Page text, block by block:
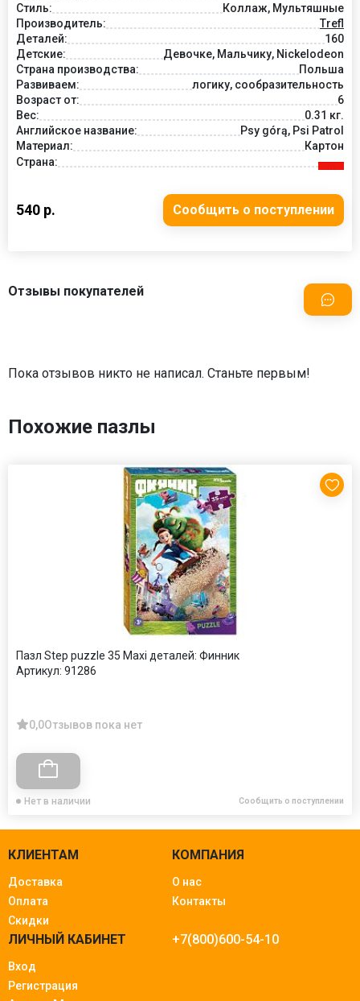
Стиль:
Коллаж, Мультяшные
Производитель:
Trefl
Деталей:
160
Детские:
Девочке, Мальчику, Nickelodeon
Страна производства:
Польша
Развиваем:
логику, сообразительность
Возраст от:
6
Вес:
0.31 кг.
Английское название:
Psy górą, Psi Patrol
Материал:
Картон
Страна:
540 р. Сообщить о поступлении
Отзывы покупателей
Пока отзывов никто не написал. Станьте первым!
Похожие пазлы
Пазл Step puzzle 35 Maxi деталей: Финник
Артикул: 91286
0,0Отзывов пока нет
Нет в наличии Сообщить о поступлении
КЛИЕНТАМ
Доставка
Оплата
Скидки
КОМПАНИЯ
О нас
Контакты
ЛИЧНЫЙ КАБИНЕТ
Вход
Регистрация
+7(800)600-54-10